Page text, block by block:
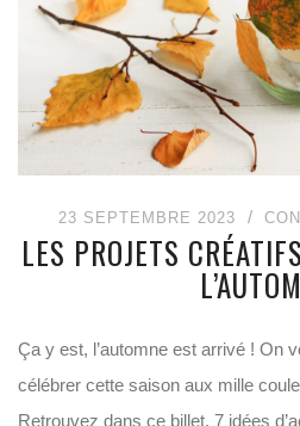
23 SEPTEMBRE 2023
LES PROJETS
Ça y est, l’automne est arrivé ! On
célébrer cette saison aux mille
Retrouvez dans ce billet, 7 idées